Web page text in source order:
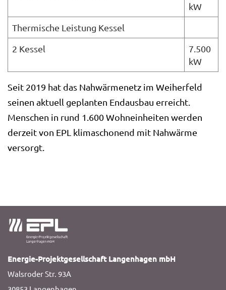
kW
Thermische Leistung Kessel
2 Kessel
7.500
kW
Seit 2019 hat das Nahwärmenetz im Weiherfeld
seinen aktuell geplanten Endausbau erreicht.
Menschen in rund 1.600Wohneinheiten werden
derzeit von EPL klimaschonend mit Nahwärme
versorgt.
Energie-Projektgesellschaft Langenhagen mbH
Walsroder Str. 93A